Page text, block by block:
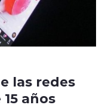
las redes
años